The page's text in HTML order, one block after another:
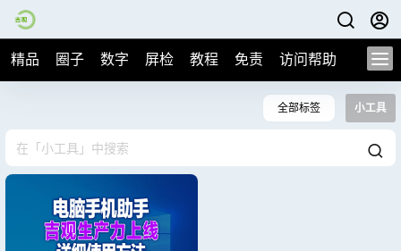
精品 圈子 数字 屏检 教程 免责 访问帮助
全部标签 小工具